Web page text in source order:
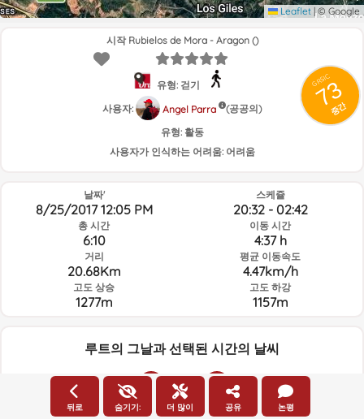
Leaflet |© Google
GRSIC
73
중간
시작 Rubielos de Mora - Aragon ()
유형: 걷기
사용자:
Angel Parra
(공공의)
유형: 활동
사용자가 인식하는 어려움: 어려움
날짜'
8/25/2017 12:05 PM
총 시간
6:10
거리
20.68Km
고도 상승
1277m
스케쥴
20:32 - 02:42
이동 시간
4:37 h
평균 이동속도
4.47km/h
고도 하강
1157m
루트의 그날과 선택된 시간의 날씨
19:00
뒤로 숨기기: 더 많이 공유 논평